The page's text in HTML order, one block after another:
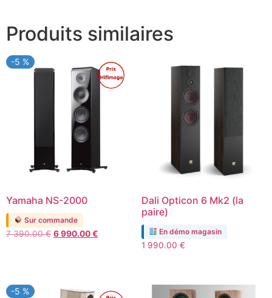
Produits similaires
Promo !
-5 %
Yamaha NS-2000
Sur commande
7 390.00€ Le
390.00 €.
6 990.00€Le
990.00 €.
Dali Opticon 6 Mk2 (la
paire)
En démo magasin
1 990.00 €
-5 %